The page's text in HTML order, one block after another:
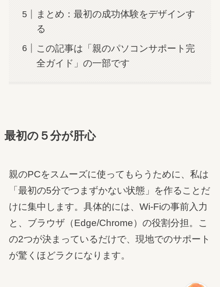
まとめ：最初の成功体験をデザインす
る
この記事は「親のパソコンサポート完
全ガイド」の一部です
最初の５分が肝心
親のPCをスムーズに使ってもらうために、私は
「最初の5分でつまずかない状態」を作ることだ
けに集中します。具体的には、Wi-Fiの事前入力
と、ブラウザ（Edge/Chrome）の役割分担。こ
の2つが決まっているだけで、現地でのサポート
が驚くほどラクになります。